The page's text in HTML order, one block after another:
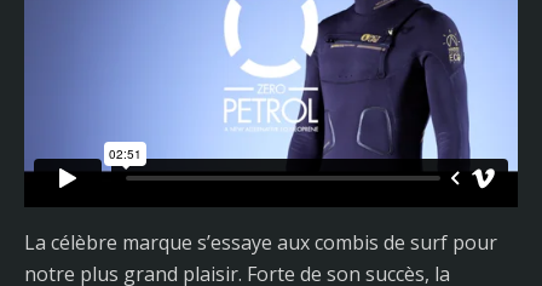
La célèbre marque s’essaye aux combis de surf pour
notre plus grand plaisir. Forte de son succès, la